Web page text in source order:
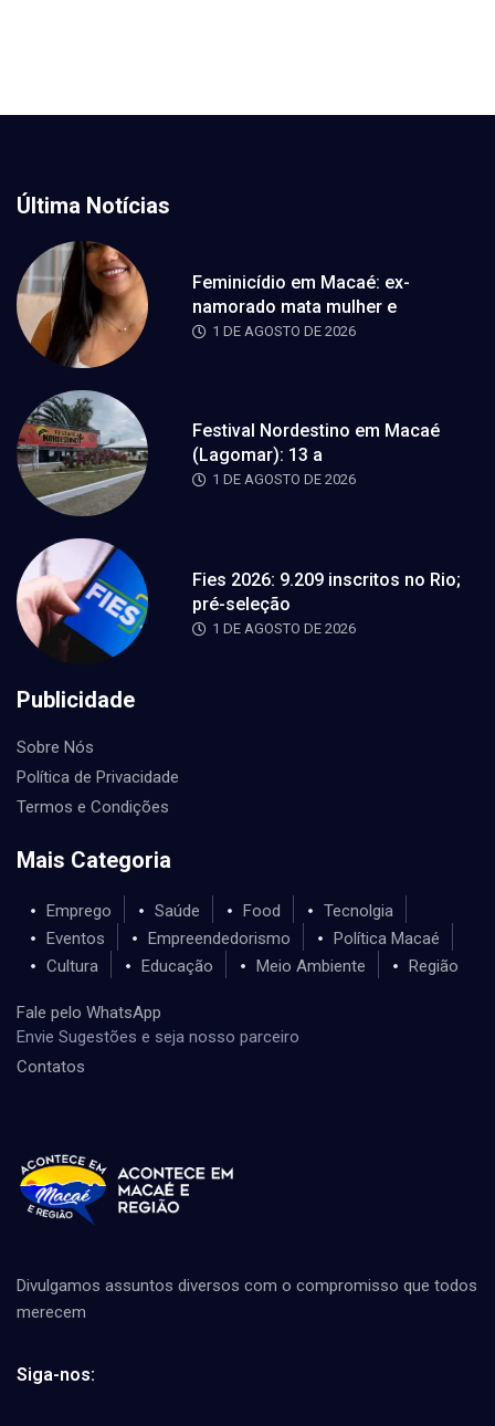
Última Notícias
Feminicídio em Macaé: ex-
namorado mata mulher e
1 DE AGOSTO DE 2026
Festival Nordestino em Macaé
(Lagomar): 13 a
1 DE AGOSTO DE 2026
Fies 2026: 9.209 inscritos no Rio;
pré-seleção
1 DE AGOSTO DE 2026
Publicidade
Sobre Nós
Política de Privacidade
Termos e Condições
Mais Categoria
Emprego Saúde Food
Tecnolgia
Eventos
Empreendedorismo
Política Macaé
Cultura
Educação Meio Ambiente Região
Fale pelo WhatsApp
Envie Sugestões e seja nosso parceiro
Contatos
Divulgamos assuntos diversos com o compromisso que todos
merecem
Siga-nos: